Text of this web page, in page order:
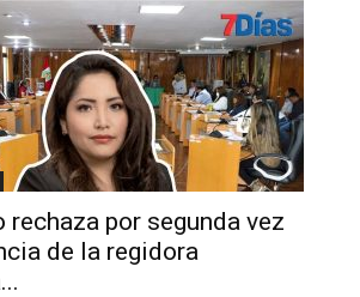
rechaza por segunda vez
de la regidora